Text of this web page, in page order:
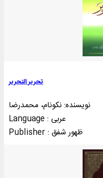
تحریر التحریر
نویسنده: نکونام، محمدرضا
Language : عربی
Publisher : ظهور شفق